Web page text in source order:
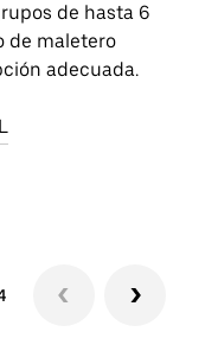
de hasta 6
de maletero
adecuada.